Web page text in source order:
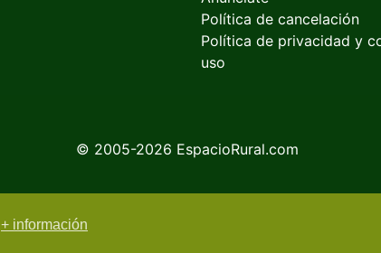
+ información
Política de cancelación
Política de privacidad y
uso
© 2005-2026 EspacioRural.com